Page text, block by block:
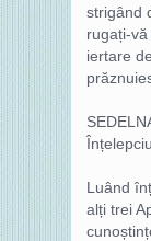
strigând
rugați-
iertare
Luând
alți trei